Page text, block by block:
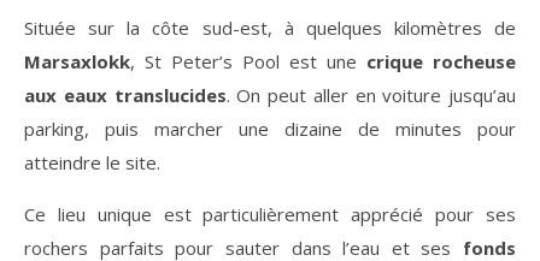
Située sur la côte sud-est, à quelques kilomètres de
Marsaxlokk, St Peter’s Pool est une crique rocheuse
aux eaux translucides. On peut aller en voiture jusqu’au
parking, puis marcher une dizaine de minutes pour
atteindre le site.
Ce lieu unique est particulièrement apprécié pour ses
rochers parfaits pour sauter dans l’eau et ses fonds